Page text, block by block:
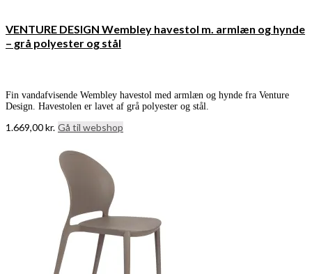
VENTURE DESIGN Wembley havestol m. armlæn og hynde
– grå polyester og stål
Fin vandafvisende Wembley havestol med armlæn og hynde fra Venture
Design. Havestolen er lavet af grå polyester og stål.
1.669,00kr. Gå til webshop